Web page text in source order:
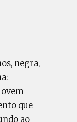
negra,
que
ao